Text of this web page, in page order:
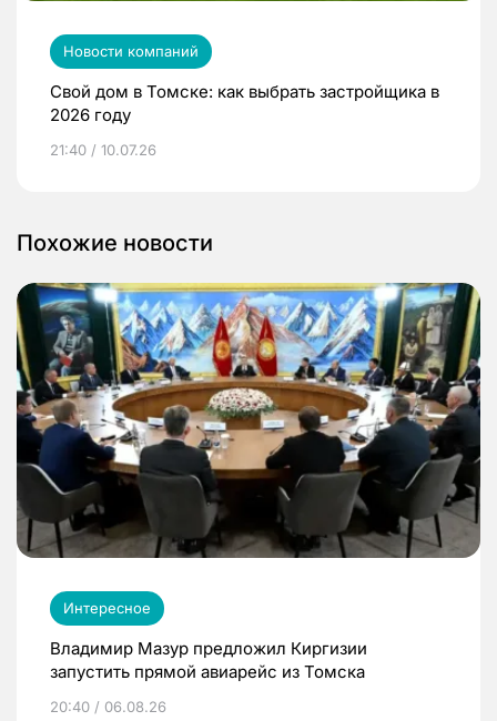
Новости компаний
Свой дом в Томске: как выбрать застройщика в
2026 году
21:40 / 10.07.26
Похожие новости
Интересное
Владимир Мазур предложил Киргизии
запустить прямой авиарейс из Томска
20:40 / 06.08.26